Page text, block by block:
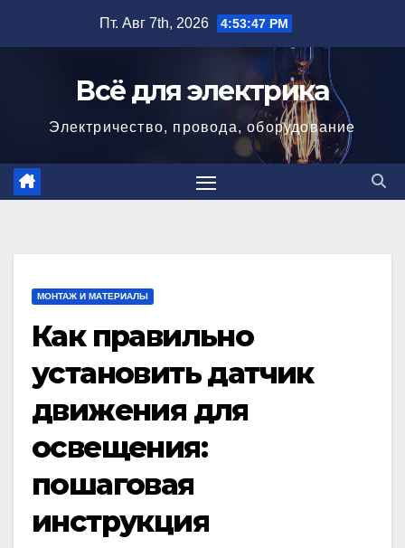
Пт. Авг 7th, 2026 4:53:49 PM
Всё для электрика
Электричество, провода, оборудование
МОНТАЖ И МАТЕРИАЛЫ
Как правильно
установить датчик
движения для
освещения:
пошаговая
инструкция